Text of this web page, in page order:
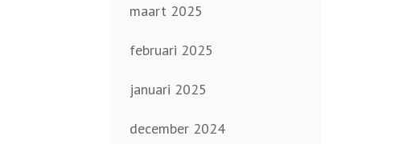
maart 2025
februari 2025
januari 2025
december 2024